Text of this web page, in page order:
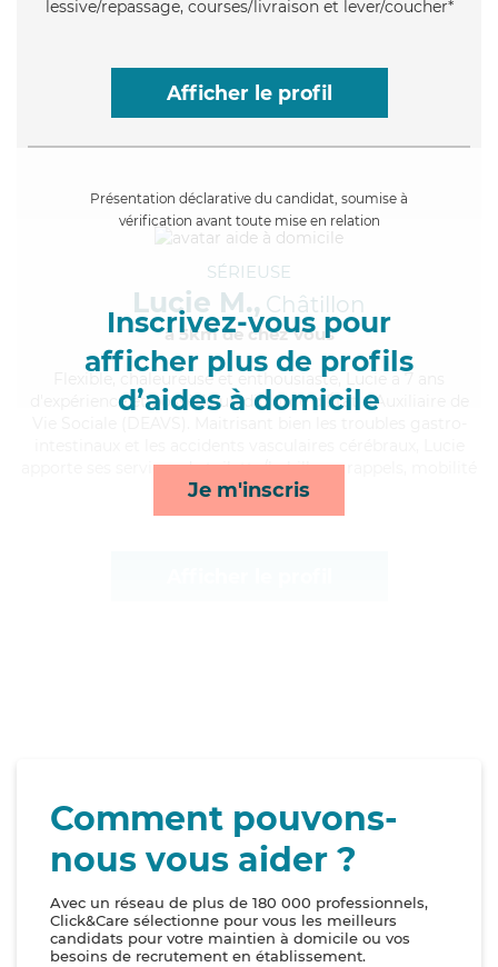
lessive/repassage, courses/livraison et lever/coucher*
Afficher le profil
Présentation déclarative du candidat, soumise à
vérification avant toute mise en relation
Inscrivez-vous pour
afficher plus de profils
d’aides à domicile
Je m'inscris
SÉRIEUSE
Lucie M., Châtillon
à 5km de chez Vous
, chaleureuse et enthousiaste, Lucie a 7 ans
d'expérience et possède un diplôme d'État d'Auxiliaire de
apporte ses services de toilette/habillage, rappels, mobilité
et surveillance de nuit*
Comment pouvons-
nous vous aider ?
Avec un réseau de plus de 180 000 professionnels,
Click&Care sélectionne pour vous les meilleurs
candidats pour votre maintien à domicile ou vos
besoins de recrutement en établissement.